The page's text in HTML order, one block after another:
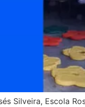
Silveira, Escola